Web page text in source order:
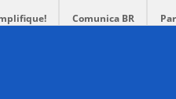
Comunica BR